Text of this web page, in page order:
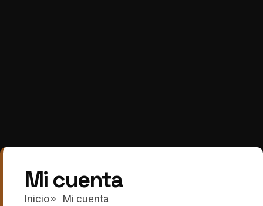
Mi cuenta
Inicio Mi cuenta